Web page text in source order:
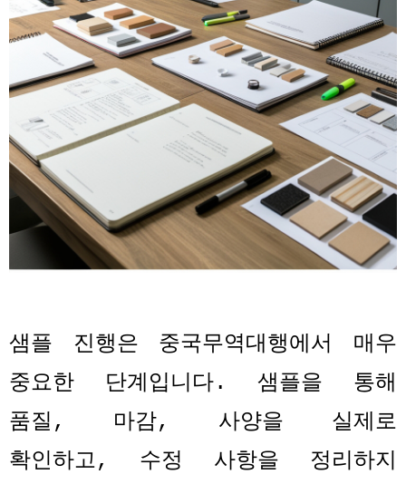
샘플 진행은 중국무역대행에서 매우
중요한 단계입니다. 샘플을 통해
품질 , 마감, 사양을 실제로
확인하고, 수정 사항을 정리하지